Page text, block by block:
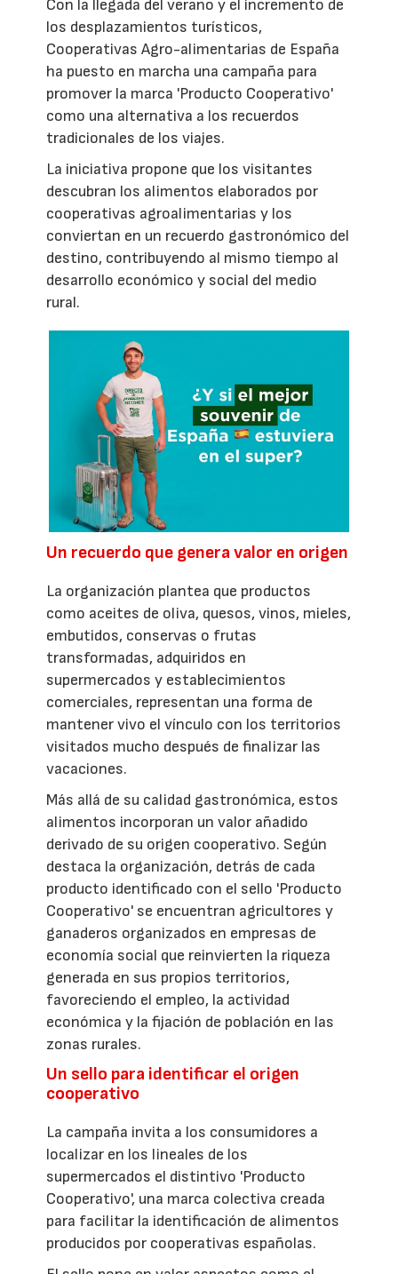
Con la llegada del verano y el incremento de
los desplazamientos turísticos,
Cooperativas Agro-alimentarias de España
ha puesto en marcha una campaña para
promover la marca 'Producto Cooperativo'
como una alternativa a los recuerdos
tradicionales de los viajes.
La iniciativa propone que los visitantes
descubran los alimentos elaborados por
cooperativas agroalimentarias y los
conviertan en un recuerdo gastronómico del
destino, contribuyendo al mismo tiempo al
desarrollo económico y social del medio
rural.
Un recuerdo que genera valor en origen
La organización plantea que productos
como aceites de oliva, quesos, vinos, mieles,
embutidos, conservas o frutas
transformadas, adquiridos en
supermercados y establecimientos
comerciales, representan una forma de
mantener vivo el vínculo con los territorios
visitados mucho después de finalizar las
vacaciones.
Más allá de su calidad gastronómica, estos
alimentos incorporan un valor añadido
derivado de su origen cooperativo. Según
destaca la organización, detrás de cada
producto identificado con el sello 'Producto
Cooperativo' se encuentran agricultores y
ganaderos organizados en empresas de
economía social que reinvierten la riqueza
generada en sus propios territorios,
favoreciendo el empleo, la actividad
económica y la fijación de población en las
zonas rurales.
Un sello para identificar el origen
cooperativo
La campaña invita a los consumidores a
localizar en los lineales de los
supermercados el distintivo 'Producto
Cooperativo', una marca colectiva creada
para facilitar la identificación de alimentos
producidos por cooperativas españolas.